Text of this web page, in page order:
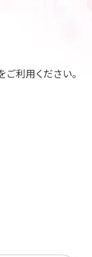
利用ください。